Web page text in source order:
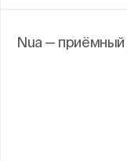
Nua — приёмный